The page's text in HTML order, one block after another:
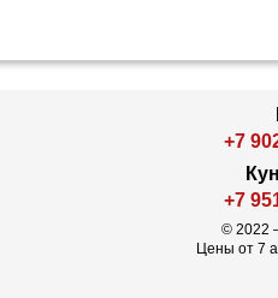
+7
+7
© 2022
Цены от 7